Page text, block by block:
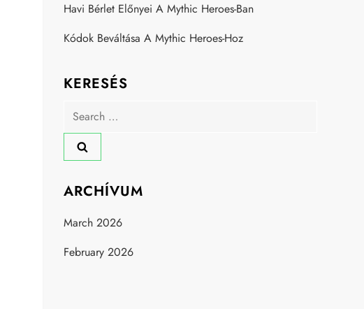
Havi Bérlet Előnyei A Mythic Heroes-Ban
Kódok Beváltása A Mythic Heroes-Hoz
KERESÉS
Search
for:
ARCHÍVUM
March 2026
February 2026